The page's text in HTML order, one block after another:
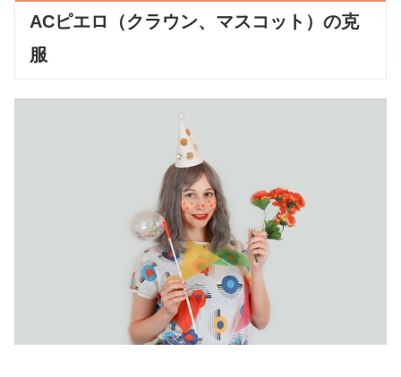
ACピエロ（クラウン、マスコット）の克
服